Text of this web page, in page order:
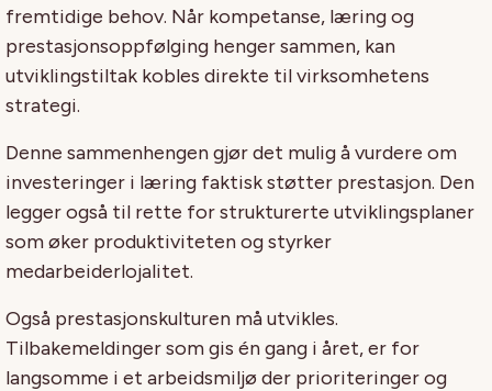
fremtidige behov. Når kompetanse, læring og
prestasjonsoppfølging henger sammen, kan
utviklingstiltak kobles direkte til virksomhetens
strategi.
Denne sammenhengen gjør det mulig å vurdere om
investeringer i læring faktisk støtter prestasjon. Den
legger også til rette for strukturerte utviklingsplaner
som øker produktiviteten og styrker
medarbeiderlojalitet.
Også prestasjonskulturen må utvikles.
Tilbakemeldinger som gis én gang i året, er for
langsomme i et arbeidsmiljø der prioriteringer og